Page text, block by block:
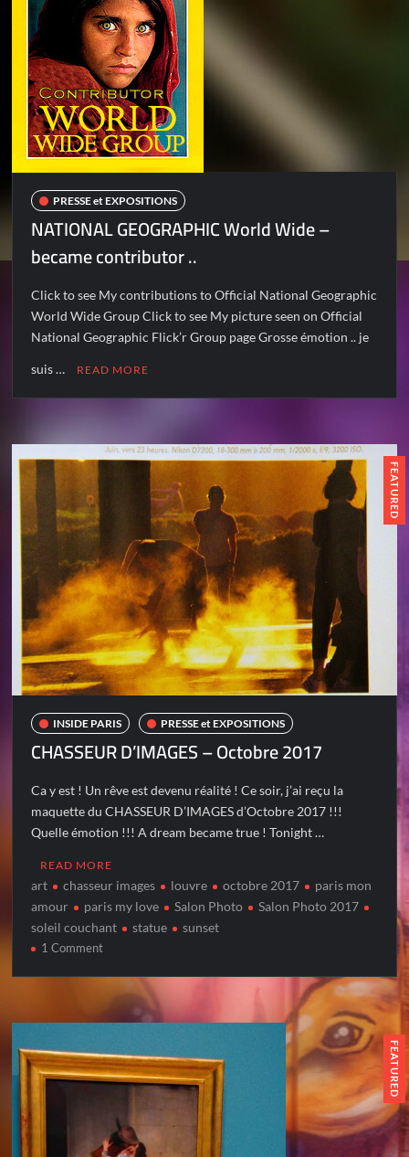
PRESSE et EXPOSITIONS
NATIONAL GEOGRAPHIC World Wide –
became contributor ..
Click to see My contributions to Official National Geographic
World Wide Group Click to see My picture seen on Official
National Geographic Flick’r Group page Grosse émotion .. je
suis … READ MORE
FEATURED
INSIDE PARIS PRESSE et EXPOSITIONS
CHASSEUR D’IMAGES – Octobre 2017
Ca y est ! Un rêve est devenu réalité ! Ce soir, j’ai reçu la
maquette du CHASSEUR D’IMAGES d’Octobre 2017 !!!
Quelle émotion !!! A dream became true ! Tonight …
READ MORE
art chasseur images louvre octobre 2017
paris mon
amour
paris my love Salon Photo
Salon Photo 2017
soleil couchant
statue sunset
1 Commenton
D’IMAGES
–
Octobre
FEATURED